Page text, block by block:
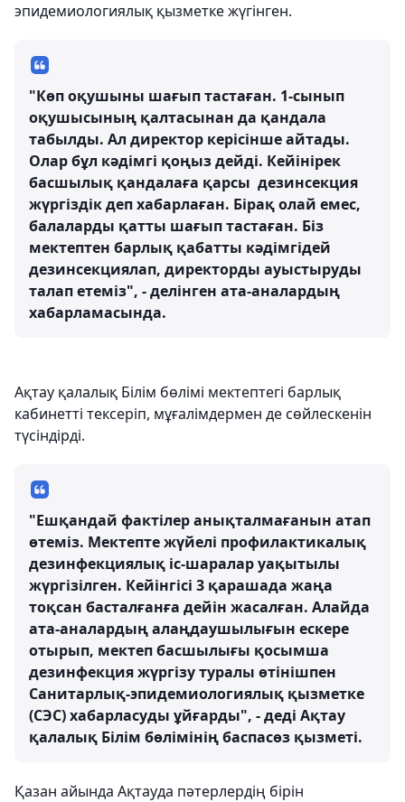
эпидемиологиялық қызметке жүгінген.
"Көп оқушыны шағып тастаған. 1-сынып
оқушысының қалтасынан да қандала
табылды. Ал директор керісінше айтады.
Олар бұл кәдімгі қоңыз дейді. Кейінірек
басшылық қандалаға қарсы дезинсекция
жүргіздік деп хабарлаған. Бірақ олай емес,
балаларды қатты шағып тастаған. Біз
мектептен барлық қабатты кәдімгідей
дезинсекциялап, директорды ауыстыруды
талап етеміз", - делінген ата-аналардың
хабарламасында.
Ақтау қалалық Білім бөлімі мектептегі барлық
кабинетті тексеріп, мұғалімдермен де сөйлескенін
түсіндірді.
"Ешқандай фактілер анықталмағанын атап
өтеміз. Мектепте жүйелі профилактикалық
дезинфекциялық іс-шаралар уақытылы
жүргізілген. Кейінгісі 3 қарашада жаңа
тоқсан басталғанға дейін жасалған. Алайда
ата-аналардың алаңдаушылығын ескере
отырып, мектеп басшылығы қосымша
дезинфекция жүргізу туралы өтінішпен
Санитарлық-эпидемиологиялық қызметке
(СЭС) хабарласуды ұйғарды", - деді Ақтау
қалалық Білім бөлімінің баспасөз қызметі.
Қазан айында Ақтауда пәтерлердің бірін